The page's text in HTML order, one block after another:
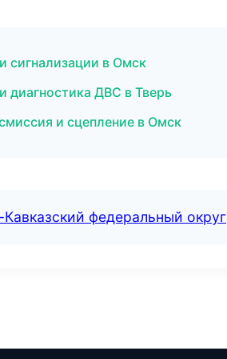
сигнализации в Омск
диагностика ДВС в Тверь
и сцепление в Омск
федеральный округ